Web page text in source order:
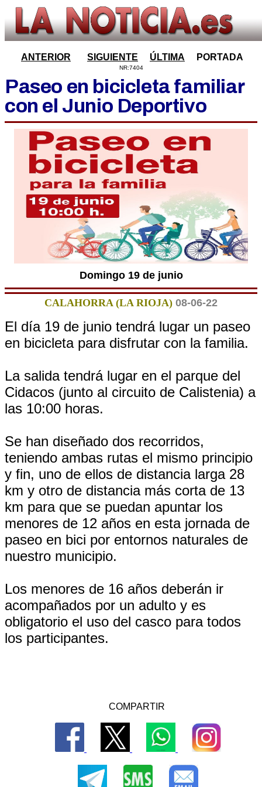
ANTERIOR SIGUIENTE ÚLTIMA PORTADA
NR:7404
Paseo en bicicleta familiar
con el Junio Deportivo
Domingo 19 de junio
CALAHORRA (LA RIOJA) 08-06-22
El día 19 de junio tendrá lugar un paseo
en bicicleta para disfrutar con la familia.
La salida tendrá lugar en el parque del
Cidacos (junto al circuito de Calistenia) a
las 10:00 horas.
Se han diseñado dos recorridos,
teniendo ambas rutas el mismo principio
y fin, uno de ellos de distancia larga 28
km y otro de distancia más corta de 13
km para que se puedan apuntar los
menores de 12 años en esta jornada de
paseo en bici por entornos naturales de
nuestro municipio.
Los menores de 16 años deberán ir
acompañados por un adulto y es
obligatorio el uso del casco para todos
los participantes.
COMPARTIR